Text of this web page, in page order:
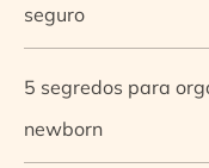
seguro
5 segredos para
newborn